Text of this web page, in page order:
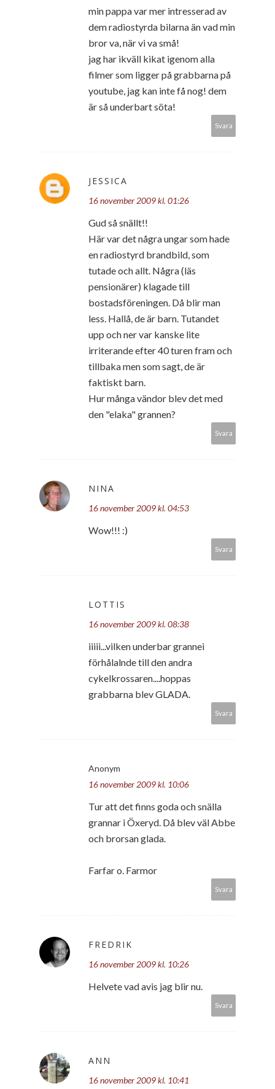
min pappa var mer intresserad av
dem radiostyrda bilarna än vad min
bror va, när vi va små!
jag har ikväll kikat igenom alla
filmer som ligger på grabbarna på
youtube, jag kan inte få nog! dem
är så underbart söta!
Svara
JESSICA
16 november 2009 kl. 01:26
Gud så snällt!!
Här var det några ungar som hade
en radiostyrd brandbild, som
tutade och allt. Några (läs
pensionärer) klagade till
bostadsföreningen. Då blir man
less. Hallå, de är barn. Tutandet
upp och ner var kanske lite
irriterande efter 40 turen fram och
tillbaka men som sagt, de är
faktiskt barn.
Hur många vändor blev det med
den "elaka" grannen?
Svara
NINA
16 november 2009 kl. 04:53
Wow!!! :)
Svara
LOTTIS
16 november 2009 kl. 08:38
iiiii...vilken underbar grannei
förhålalnde till den andra
cykelkrossaren....hoppas
grabbarna blev GLADA.
Svara
Anonym
16 november 2009 kl. 10:06
Tur att det finns goda och snälla
grannar i Öxeryd. Då blev väl Abbe
och brorsan glada.
Farfar o. Farmor
Svara
FREDRIK
16 november 2009 kl. 10:26
Helvete vad avis jag blir nu.
Svara
ANN
16 november 2009 kl. 10:41